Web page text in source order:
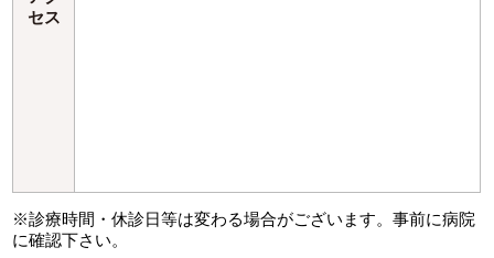
セス
※診療時間・休診日等は変わる場合がございます。事前に病院
に確認下さい。